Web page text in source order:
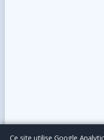
Le BlogPublicité
Ce site utilise Google